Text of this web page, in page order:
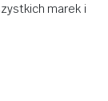
marek i